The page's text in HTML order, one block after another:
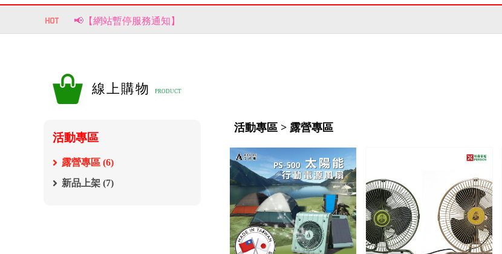
📢【網站暫停服務通知】
線上購物
活動專區
露營專區 (6)
新品上架 (7)
活動專區 > 露營專區